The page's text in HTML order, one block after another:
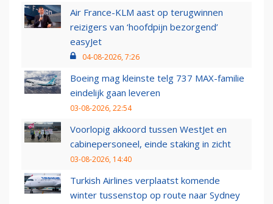
Air France-KLM aast op terugwinnen
reizigers van ‘hoofdpijn bezorgend’
easyJet
04-08-2026, 7:26
Boeing mag kleinste telg 737 MAX-familie
eindelijk gaan leveren
03-08-2026, 22:54
Voorlopig akkoord tussen WestJet en
cabinepersoneel, einde staking in zicht
03-08-2026, 14:40
Turkish Airlines verplaatst komende
winter tussenstop op route naar Sydney